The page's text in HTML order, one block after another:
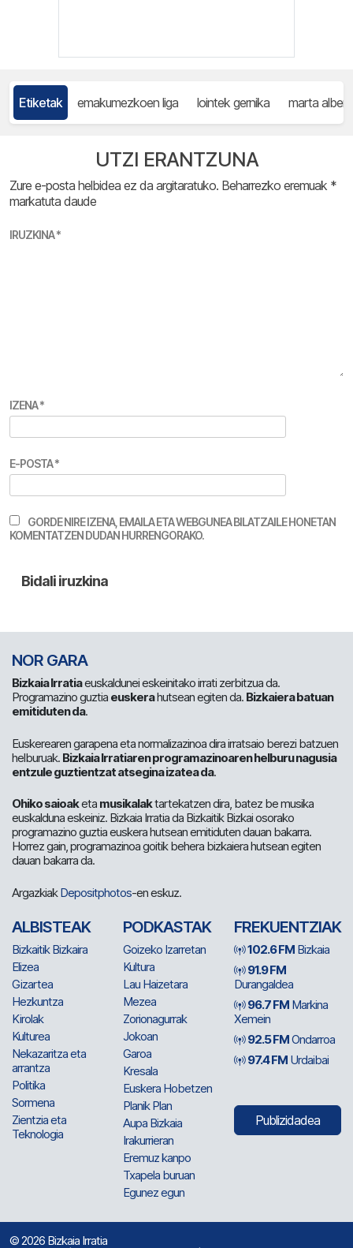
Etiketak emakumezkoen liga lointek gernika marta
UTZI ERANTZUNA
Zure e-posta helbidea ez da argitaratuko. Beharrezko eremuak *
markatuta daude
IRUZKINA*
IZENA*
E-POSTA*
GORDE NIRE IZENA, EMAILA ETA WEBGUNEA BILATZAILE HONETAN
KOMENTATZEN DUDAN HURRENGORAKO.
NOR GARA
Bizkaia Irratiaeuskaldunei eskeinitako irrati zerbitzua da.
Programazino guztia euskerahutsean egiten da. Bizkaiera batuan
emitiduten da.
Euskerearen garapena eta normalizazinoa dira irratsaio berezi batzuen
helburuak. Bizkaia Irratiaren programazinoaren helburu nagusia
entzule guztientzat atsegina izatea da.
Ohiko saioaketa musikalaktartekatzen dira, batez be musika
euskalduna eskeiniz. Bizkaia Irratia da Bizkaitik Bizkai osorako
programazino guztia euskera hutsean emitiduten dauan bakarra.
Horrez gain, programazinoa goitik behera bizkaiera hutsean egiten
dauan bakarra da.
ArgazkiakDepositphotos-en eskuz.
ALBISTEAK
Bizkaitik Bizkaira
Elizea
Gizartea
Hezkuntza
Kirolak
Kulturea
Nekazaritza eta
arrantza
Politika
Sormena
Zientzia eta
Teknologia
PODKASTAK
Goizeko Izarretan
Kultura
Lau Haizetara
Mezea
Zorionagurrak
Jokoan
Garoa
Kresala
Euskera Hobetzen
Planik Plan
Aupa Bizkaia
Irakurrieran
Eremuz kanpo
Txapela buruan
Egunez egun
FREKUENTZIAK
102.6 FM Bizkaia
91.9 FM
Durangaldea
96.7 FM Markina
Xemein
92.5 FMOndarroa
97.4 FM Urdaibai
Publizidadea
© 2026 Bizkaia Irratia